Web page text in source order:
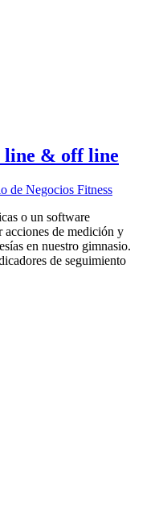
line & off line
de Negocios Fitness
o un software
acciones de medición y
en nuestro gimnasio.
de seguimiento